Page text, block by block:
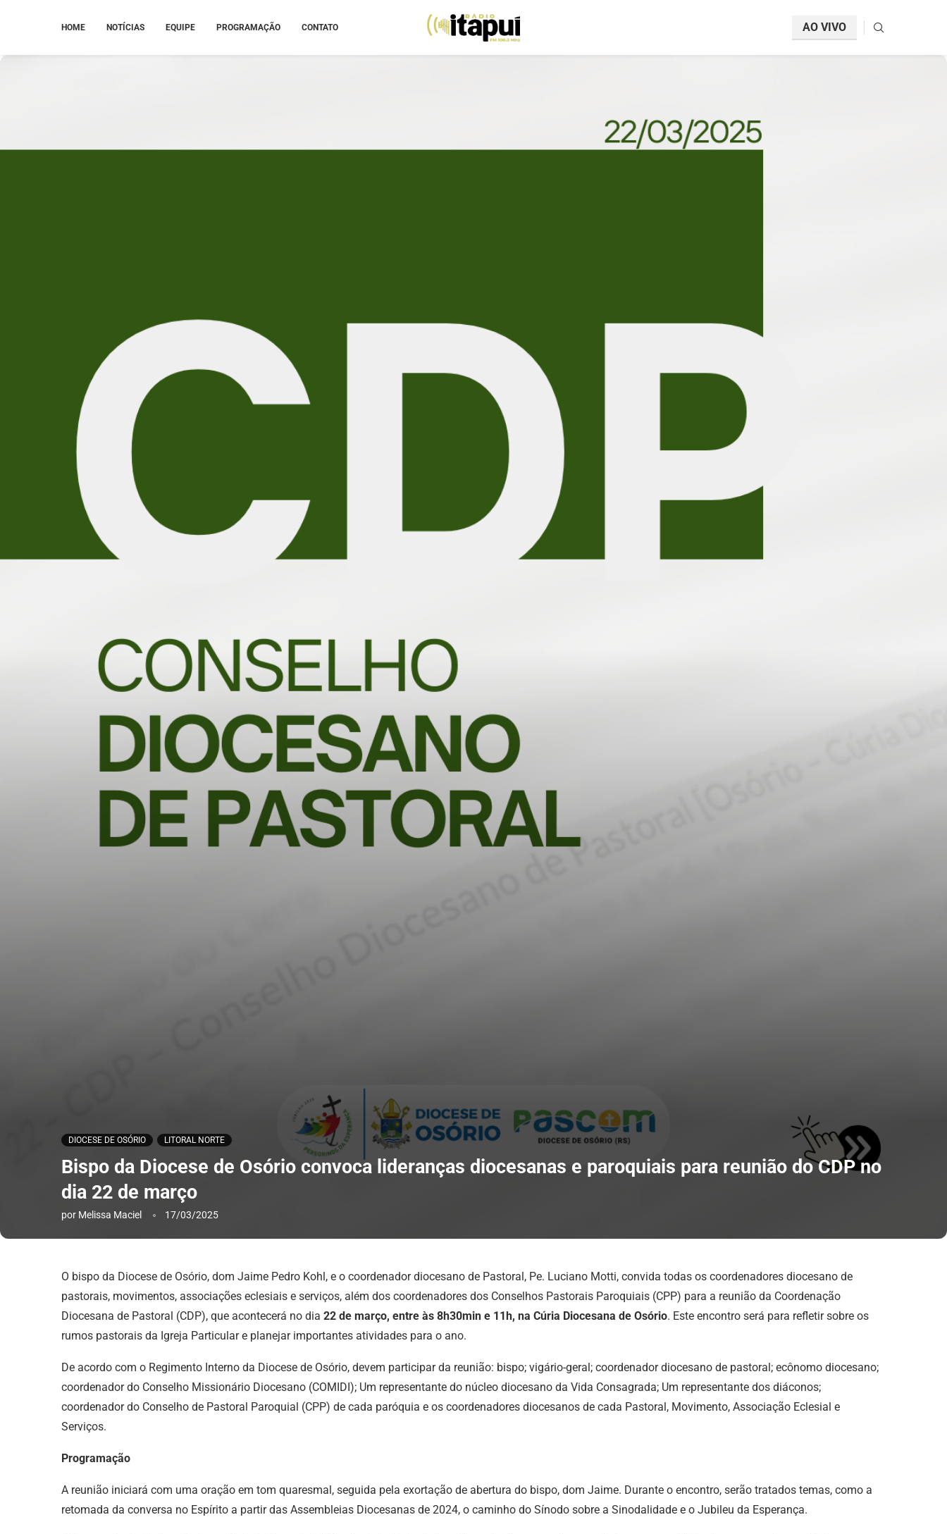
HOME NOTÍCIAS EQUIPE PROGRAMAÇÃO CONTATO AO VIVO
DIOCESE DE OSÓRIO LITORAL NORTE
Bispo da Diocese de Osório convoca lideranças diocesanas e paroquiais para reunião do CDP no
dia 22 de março
por Melissa Maciel 17/03/2025
O bispo da Diocese de Osório, dom Jaime Pedro Kohl, e o coordenador diocesano de Pastoral, Pe. Luciano Motti, convida todas os coordenadores diocesano de
pastorais, movimentos, associações eclesiais e serviços, além dos coordenadores dos Conselhos Pastorais Paroquiais (CPP) para a reunião da Coordenação
Diocesana de Pastoral (CDP), que acontecerá no dia 22 de março, entre às 8h30min e 11h, na Cúria Diocesana de Osório. Este encontro será para refletir sobre os
rumos pastorais da Igreja Particular e planejar importantes atividades para o ano.
De acordo com o Regimento Interno da Diocese de Osório, devem participar da reunião: bispo; vigário-geral; coordenador diocesano de pastoral; ecônomo diocesano;
coordenador do Conselho Missionário Diocesano (COMIDI); Um representante do núcleo diocesano da Vida Consagrada; Um representante dos diáconos;
coordenador do Conselho de Pastoral Paroquial (CPP) de cada paróquia e os coordenadores diocesanos de cada Pastoral, Movimento, Associação Eclesial e
Serviços.
Programação
A reunião iniciará com uma oração em tom quaresmal, seguida pela exortação de abertura do bispo, dom Jaime. Durante o encontro, serão tratados temas, como a
retomada da conversa no Espírito a partir das Assembleias Diocesanas de 2024, o caminho do Sínodo sobre a Sinodalidade e o Jubileu da Esperança.